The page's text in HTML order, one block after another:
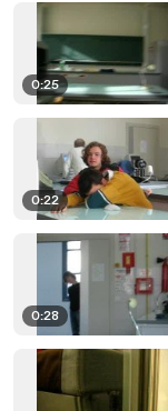
0:25
0:22
0:28